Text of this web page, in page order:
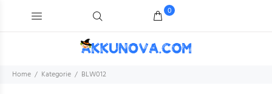
0
Home Kategorie BLW012